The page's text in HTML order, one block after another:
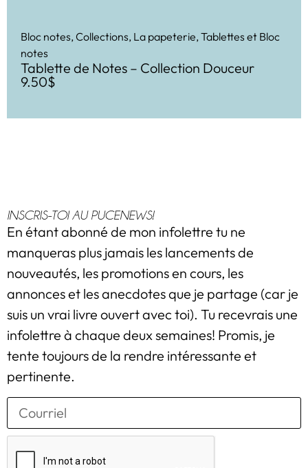
Bloc notes, Collections, La papeterie, Tablettes et Bloc
notes
Tablette de Notes – Collection Douceur
9.50$
INSCRIS-TOI AU PUCENEWS!
En étant abonné de mon infolettre tu ne
manqueras plus jamais les lancements de
nouveautés, les promotions en cours, les
annonces et les anecdotes que je partage (car je
suis un vrai livre ouvert avec toi). Tu recevrais une
infolettre à chaque deux semaines! Promis, je
tente toujours de la rendre intéressante et
pertinente.